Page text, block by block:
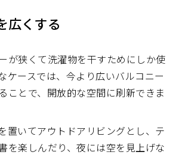
広くする
が狭くて洗濯物を干すためにしか使
ケースでは、今より広いバルコニー
ことで、開放的な空間に刷新できま
置いてアウトドアリビングとし、テ
を楽しんだり、夜には空を見上げな